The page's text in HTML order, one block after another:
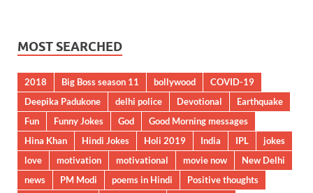
MOST SEARCHED
2018 Big Boss season 11 bollywood
COVID-19
Deepika Padukone
delhi police Devotional
Earthquake
Fun
Funny Jokes God
Good Morning messages
Hina Khan
Hindi Jokes Holi 2019 India IPL
jokes
love
motivation motivational movie now
New Delhi
news
PM Modi poems in Hindi
Positive thoughts